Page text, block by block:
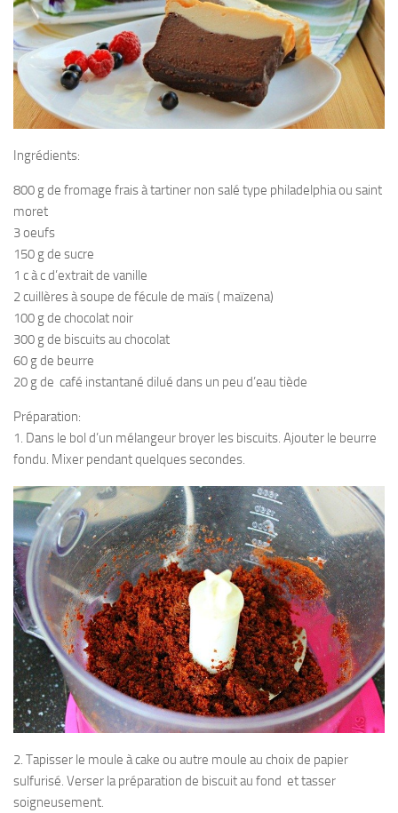
Ingrédients:
800 g de fromage frais à tartiner non salé type philadelphia ou saint
moret
3 oeufs
150 g de sucre
1 c à c d’extrait de vanille
2 cuillères à soupe de fécule de maïs ( maïzena)
100 g de chocolat noir
300 g de biscuits au chocolat
60 g de beurre
20 g de café instantané dilué dans un peu d’eau tiède
Préparation:
1. Dans le bol d’un mélangeur broyer les biscuits. Ajouter le beurre
fondu. Mixer pendant quelques secondes.
2. Tapisser le moule à cake ou autre moule au choix de papier
sulfurisé. Verser la préparation de biscuit au fond et tasser
soigneusement.